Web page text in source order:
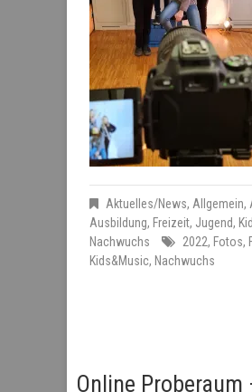
Aktuelles/News, Allgemein,
Ausbildung, Freizeit, Jugend,
Nachwuchs
2022, Fotos,
Kids&Music, Nachwuchs
Online Proberaum